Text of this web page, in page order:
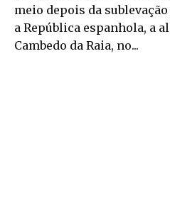
meio depois da
a República espanhola, a
Cambedo da Raia, no...